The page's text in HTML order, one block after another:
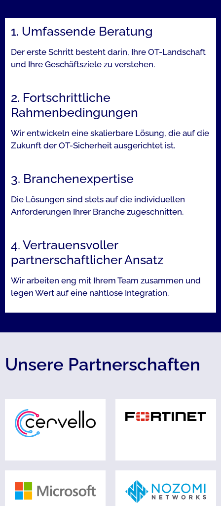
1. Umfassende Beratung​
Der erste Schritt besteht darin, Ihre OT-Landschaft
und Ihre Geschäftsziele zu verstehen.
2. Fortschrittliche
Rahmenbedingungen​
Wir entwickeln eine skalierbare Lösung, die auf die
Zukunft der OT-Sicherheit ausgerichtet ist.
3. Branchenexpertise​
Die Lösungen sind stets auf die individuellen
Anforderungen Ihrer Branche zugeschnitten.
4. Vertrauensvoller
partnerschaftlicher Ansatz​
Wir arbeiten eng mit Ihrem Team zusammen und
legen Wert auf eine nahtlose Integration.
Unsere Partnerschaften